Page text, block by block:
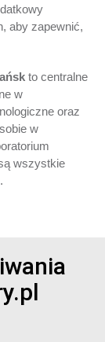
aby zapewnić,
to centralne
w
oraz
w
wszystkie